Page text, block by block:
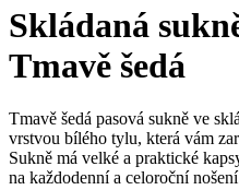
Skládaná
Tmavě šedá
Tmavě šedá pasová sukně ve
vrstvou bílého tylu, která vám
Sukně má velké a praktické
na každodenní a celoroční